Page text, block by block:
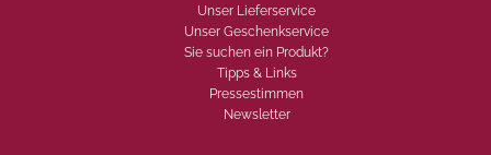
Unser Lieferservice
Unser Geschenkservice
Sie suchen ein Produkt?
Tipps & Links
Pressestimmen
Newsletter